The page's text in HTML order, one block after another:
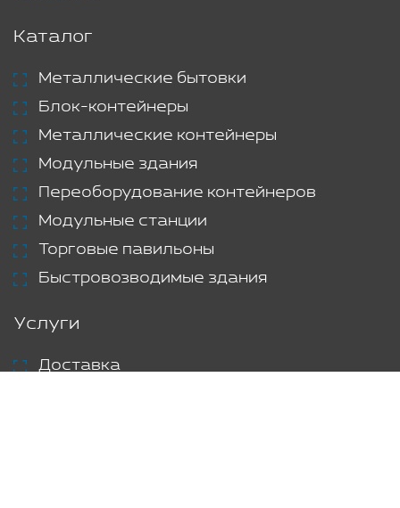
Каталог
Металлические бытовки
Блок-контейнеры
Металлические контейнеры
Модульные здания
Переоборудование контейнеров
Модульные станции
Торговые павильоны
Быстровозводимые здания
Услуги
Доставка